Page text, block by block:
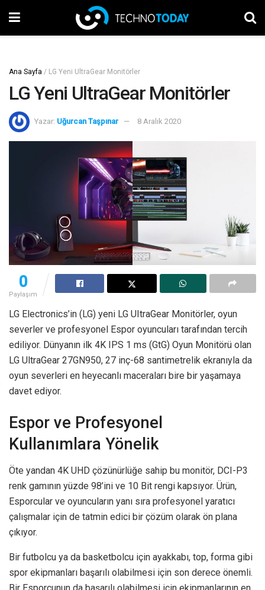
Ana Sayfa / LG Yeni UltraGear Monitörler
LG Yeni UltraGear Monitörler
Yazar: Uğurcan Taşpınar 8 Aralık 2020
0
Paylaşım
LG Electronics’in (LG) yeni LG UItraGear Monitörler, oyun
severler ve profesyonel Espor oyuncuları tarafından tercih
ediliyor. Dünyanın ilk 4K IPS 1 ms (GtG) Oyun Monitörü olan
LG UltraGear 27GN950, 27 inç-68 santimetrelik ekranıyla da
oyun severleri en heyecanlı maceraları bire bir yaşamaya
davet ediyor.
Espor ve Profesyonel
Kullanımlara Yönelik
Öte yandan 4K UHD çözünürlüğe sahip bu monitör, DCI-P3
renk gamının yüzde 98’ini ve 10 Bit rengi kapsıyor. Ürün,
Esporcular ve oyuncuların yanı sıra profesyonel yaratıcı
çalışmalar için de tatmin edici bir çözüm olarak ön plana
çıkıyor.
Bir futbolcu ya da basketbolcu için ayakkabı, top, forma gibi
spor ekipmanları başarılı olabilmesi için son derece önemli.